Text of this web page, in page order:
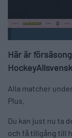
Här är
Alla matcher
Plus.
Du kan just nu ta
och få tillgång till